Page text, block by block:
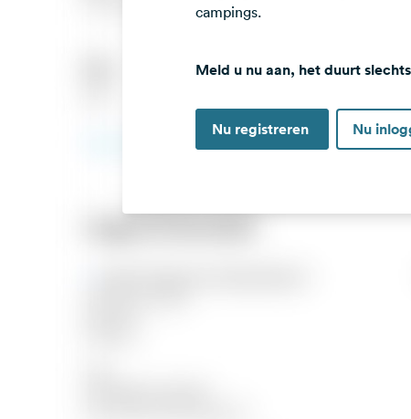
campings.
Meld u nu aan, het duurt
Nu registreren Nu